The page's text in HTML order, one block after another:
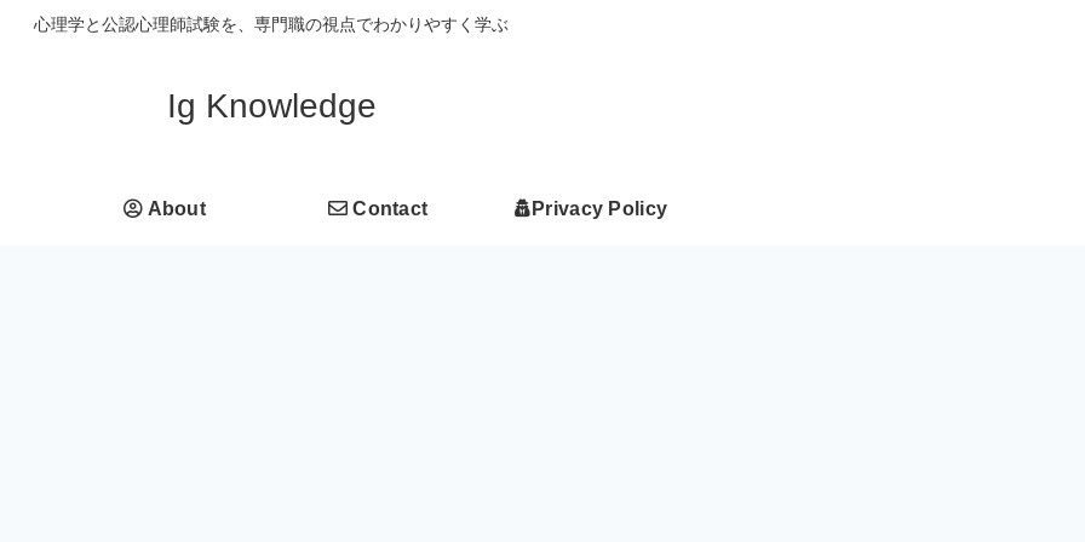
心理学と公認心理師試験を、専門職の視点でわかりやすく学ぶ
Ig Knowledge
About Contact Privacy Policy